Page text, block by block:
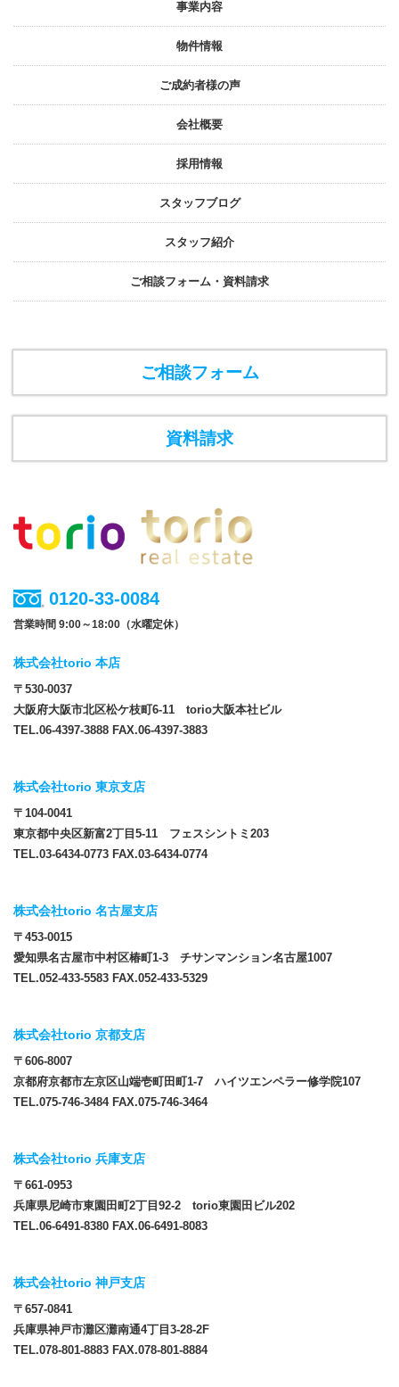
事業内容
物件情報
ご成約者様の声
会社概要
採⽤情報
スタッフブログ
スタッフ紹介
ご相談フォーム・資料請求
ご相談フォーム
資料請求
0120-33-0084
営業時間 9:00～18:00（水曜定休）
株式会社torio 本店
〒530-0037
大阪府大阪市北区松ケ枝町6-11 torio大阪本社ビル
TEL.06-4397-3888 FAX.06-4397-3883
株式会社torio 東京支店
〒104-0041
東京都中央区新富2丁目5-11 フェスシントミ203
TEL.03-6434-0773 FAX.03-6434-0774
株式会社torio 名古屋支店
〒453-0015
愛知県名古屋市中村区椿町1-3 チサンマンション名古屋1007
TEL.052-433-5583 FAX.052-433-5329
株式会社torio 京都支店
〒606-8007
京都府京都市左京区山端壱町田町1-7 ハイツエンペラー修学院107
TEL.075-746-3484 FAX.075-746-3464
株式会社torio 兵庫支店
〒661-0953
兵庫県尼崎市東園田町2丁目92-2 torio東園田ビル202
TEL.06-6491-8380 FAX.06-6491-8083
株式会社torio 神戸支店
〒657-0841
兵庫県神戸市灘区灘南通4丁目3-28-2F
TEL.078-801-8883 FAX.078-801-8884